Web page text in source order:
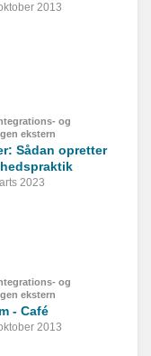
2013
og
ekstern
Sådan opretter
2023
og
ekstern
- Café
2013